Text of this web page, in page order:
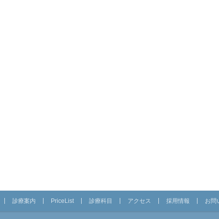
診療案内 PriceList 診療科目 アクセス 採用情報 お問